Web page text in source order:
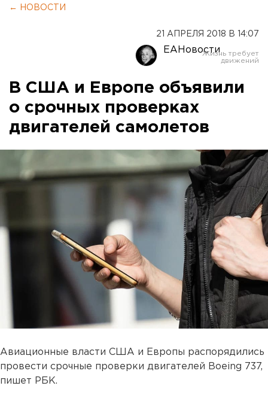
← НОВОСТИ
21 АПРЕЛЯ 2018 В 14:07
ЕАНовости
В США и Европе объявили
о срочных проверках
двигателей самолетов
Авиационные власти США и Европы распорядились
провести срочные проверки двигателей Boeing 737,
пишет РБК.